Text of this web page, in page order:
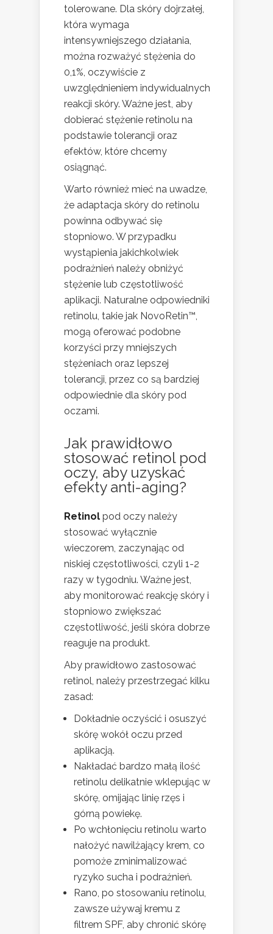
tolerowane. Dla skóry dojrzałej,
która wymaga
intensywniejszego działania,
można rozważyć stężenia do
0,1%, oczywiście z
uwzględnieniem indywidualnych
reakcji skóry. Ważne jest, aby
dobierać stężenie retinolu na
podstawie tolerancji oraz
efektów, które chcemy
osiągnąć.
Warto również mieć na uwadze,
że adaptacja skóry do retinolu
powinna odbywać się
stopniowo. W przypadku
wystąpienia jakichkolwiek
podrażnień należy obniżyć
stężenie lub częstotliwość
aplikacji. Naturalne odpowiedniki
retinolu, takie jak NovoRetin™,
mogą oferować podobne
korzyści przy mniejszych
stężeniach oraz lepszej
tolerancji, przez co są bardziej
odpowiednie dla skóry pod
oczami.
Jak prawidłowo
stosować retinol pod
oczy, aby uzyskać
efekty anti-aging?
Retinol pod oczy należy
stosować wyłącznie
wieczorem, zaczynając od
niskiej częstotliwości, czyli 1-2
razy w tygodniu. Ważne jest,
aby monitorować reakcję skóry i
stopniowo zwiększać
częstotliwość, jeśli skóra dobrze
reaguje na produkt.
Aby prawidłowo zastosować
retinol, należy przestrzegać kilku
zasad:
Dokładnie oczyścić i osuszyć
skórę wokół oczu przed
aplikacją.
Nakładać bardzo małą ilość
retinolu delikatnie wklepując w
skórę, omijając linię rzęs i
górną powiekę.
Po wchłonięciu retinolu warto
nałożyć nawilżający krem, co
pomoże zminimalizować
ryzyko sucha i podrażnień.
Rano, po stosowaniu retinolu,
zawsze używaj kremu z
filtrem SPF, aby chronić skórę